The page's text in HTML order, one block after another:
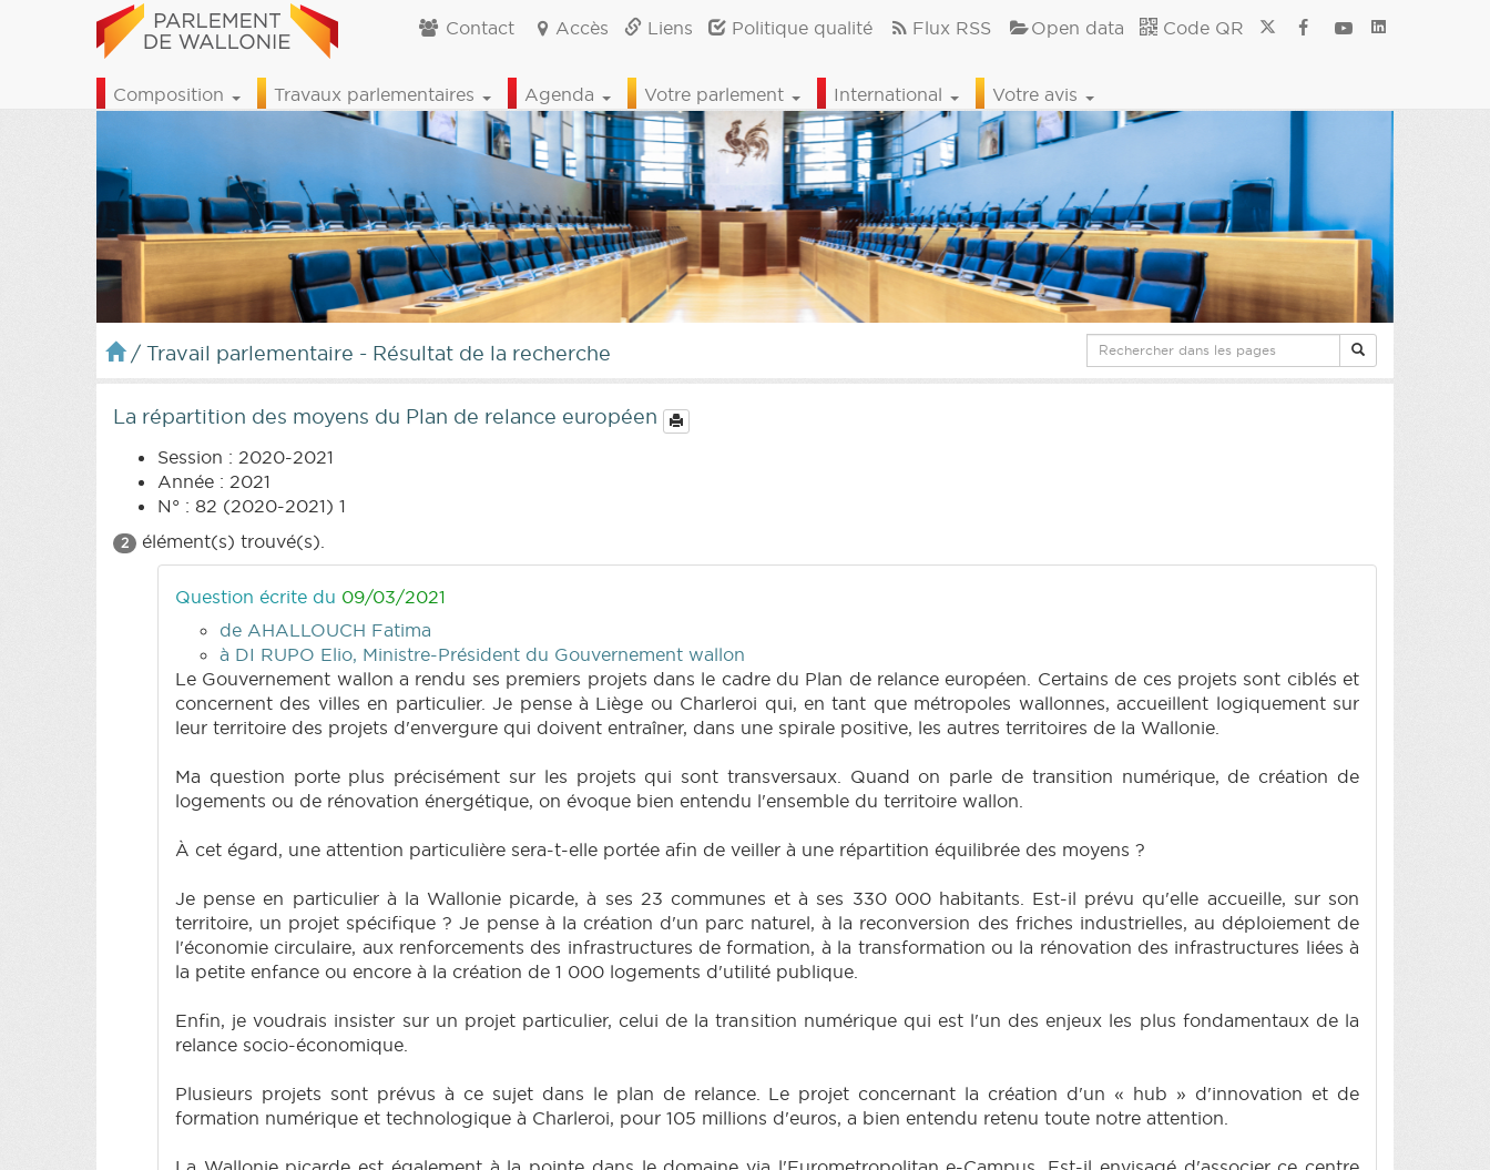
Contact Accès Liens Politique qualité Flux RSS Open data Code QR
Composition Travaux parlementaires Agenda Votre parlement International Votre avis
/ Travail parlementaire - Résultat de la recherche
La répartition des moyens du Plan de relance européen
Session : 2020-2021
Année : 2021
N° : 82 (2020-2021) 1
2 élément(s) trouvé(s).
Question écrite du 09/03/2021
de AHALLOUCH Fatima
à DI RUPO Elio, Ministre-Président du Gouvernement wallon
Le Gouvernement wallon a rendu ses premiers projets dans le cadre du Plan de relance européen. Certains de ces projets sont ciblés et
concernent des villes en particulier. Je pense à Liège ou Charleroi qui, en tant que métropoles wallonnes, accueillent logiquement sur
leur territoire des projets d'envergure qui doivent entraîner, dans une spirale positive, les autres territoires de la Wallonie.
Ma question porte plus précisément sur les projets qui sont transversaux. Quand on parle de transition numérique, de création de
logements ou de rénovation énergétique, on évoque bien entendu l'ensemble du territoire wallon.
À cet égard, une attention particulière sera-t-elle portée afin de veiller à une répartition équilibrée des moyens ?
Je pense en particulier à la Wallonie picarde, à ses 23 communes et à ses 330 000 habitants. Est-il prévu qu'elle accueille, sur son
territoire, un projet spécifique ? Je pense à la création d'un parc naturel, à la reconversion des friches industrielles, au déploiement de
l'économie circulaire, aux renforcements des infrastructures de formation, à la transformation ou la rénovation des infrastructures liées à
la petite enfance ou encore à la création de 1 000 logements d'utilité publique.
Enfin, je voudrais insister sur un projet particulier, celui de la transition numérique qui est l'un des enjeux les plus fondamentaux de la
relance socio-économique.
Plusieurs projets sont prévus à ce sujet dans le plan de relance. Le projet concernant la création d'un « hub » d'innovation et de
formation numérique et technologique à Charleroi, pour 105 millions d'euros, a bien entendu retenu toute notre attention.